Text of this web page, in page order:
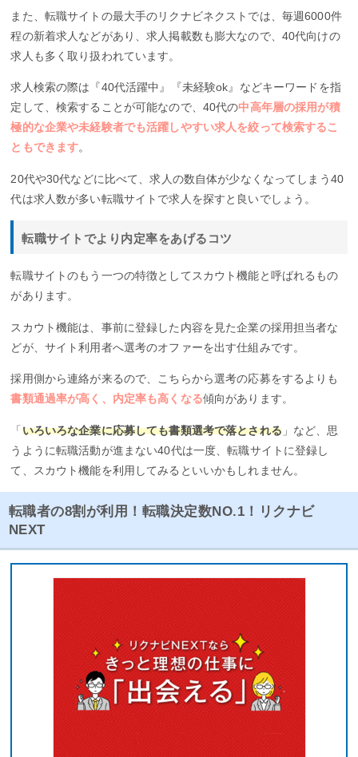
また、転職サイトの最大手のリクナビネクストでは、毎週6000件
程の新着求人などがあり、求人掲載数も膨大なので、40代向けの
求人も多く取り扱われています。
求人検索の際は『40代活躍中』『未経験ok』などキーワードを指
定して、検索することが可能なので、40代の中高年層の採用が積
極的な企業や未経験者でも活躍しやすい求人を絞って検索するこ
ともできます。
20代や30代などに比べて、求人の数自体が少なくなってしまう40
代は求人数が多い転職サイトで求人を探すと良いでしょう。
転職サイトでより内定率をあげるコツ
転職サイトのもう一つの特徴としてスカウト機能と呼ばれるもの
があります。
スカウト機能は、事前に登録した内容を見た企業の採用担当者な
どが、サイト利用者へ選考のオファーを出す仕組みです。
採用側から連絡が来るので、こちらから選考の応募をするよりも
書類通過率が高く、内定率も高くなる傾向があります。
「 いろいろな企業に応募しても書類選考で落とされる」など、思
うように転職活動が進まない40代は一度、転職サイトに登録し
て、スカウト機能を利用してみるといいかもしれません。
転職者の8割が利用！転職決定数NO.1！リクナビ
NEXT